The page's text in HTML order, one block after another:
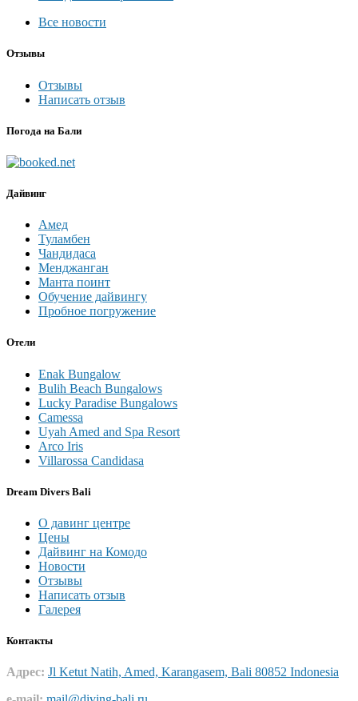
Все новости
Отзывы
Отзывы
Написать отзыв
Погода на Бали
Дайвинг
Амед
Туламбен
Чандидаса
Менджанган
Манта поинт
Обучение дайвингу
Пробное погружение
Отели
Enak Bungalow
Bulih Beach Bungalows
Lucky Paradise Bungalows
Camessa
Uyah Amed and Spa Resort
Arco Iris
Villarossa Candidasa
Dream Divers Bali
О давинг центре
Цены
Дайвинг на Комодо
Новости
Отзывы
Написать отзыв
Галерея
Контакты
Адрес: Jl Ketut Natih, Amed, Karangasem, Bali 80852 Indonesia